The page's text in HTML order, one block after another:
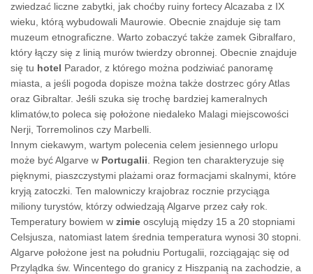
zwiedzać liczne zabytki, jak choćby ruiny fortecy Alcazaba z IX
wieku, którą wybudowali Maurowie. Obecnie znajduje się tam
muzeum etnograficzne. Warto zobaczyć także zamek Gibralfaro,
który łączy się z linią murów twierdzy obronnej. Obecnie znajduje
się tu hotel Parador, z którego można podziwiać panoramę
miasta, a jeśli pogoda dopisze można także dostrzec góry Atlas
oraz Gibraltar. Jeśli szuka się trochę bardziej kameralnych
klimatów,to poleca się położone niedaleko Malagi miejscowości
Nerji, Torremolinos czy Marbelli.
Innym ciekawym, wartym polecenia celem jesiennego urlopu
może być Algarve w Portugalii . Region ten charakteryzuje się
pięknymi, piaszczystymi plażami oraz formacjami skalnymi, które
kryją zatoczki. Ten malowniczy krajobraz rocznie przyciąga
miliony turystów, którzy odwiedzają Algarve przez cały rok.
Temperatury bowiem w zimie oscylują między 15 a 20 stopniami
Celsjusza, natomiast latem średnia temperatura wynosi 30 stopni.
Algarve położone jest na południu Portugalii, rozciągając się od
Przylądka św. Wincentego do granicy z Hiszpanią na zachodzie, a